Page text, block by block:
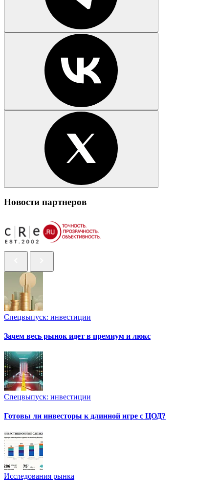
Новости партнеров
Спецвыпуск: инвестиции
Зачем весь рынок идет в премиум и люкс
Спецвыпуск: инвестиции
Готовы ли инвесторы к длинной игре с ЦОД?
Исследования рынка